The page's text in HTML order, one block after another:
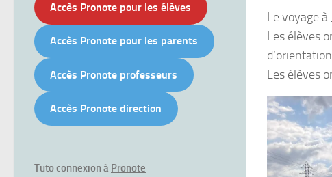
Le voyage à
Les élèves
Les élèves
Accès Pronote pour les élèves
Accès Pronote pour les parents
Accès Pronote professeurs
Accès Pronote direction
Tuto connexion à Pronote